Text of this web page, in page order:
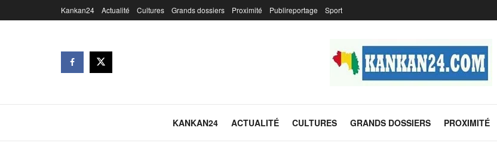
Kankan24 Actualité Cultures Grands dossiers Proximité Publireportage Sport
KANKAN24 ACTUALITÉ CULTURES GRANDS DOSSIERS PROXIMITÉ